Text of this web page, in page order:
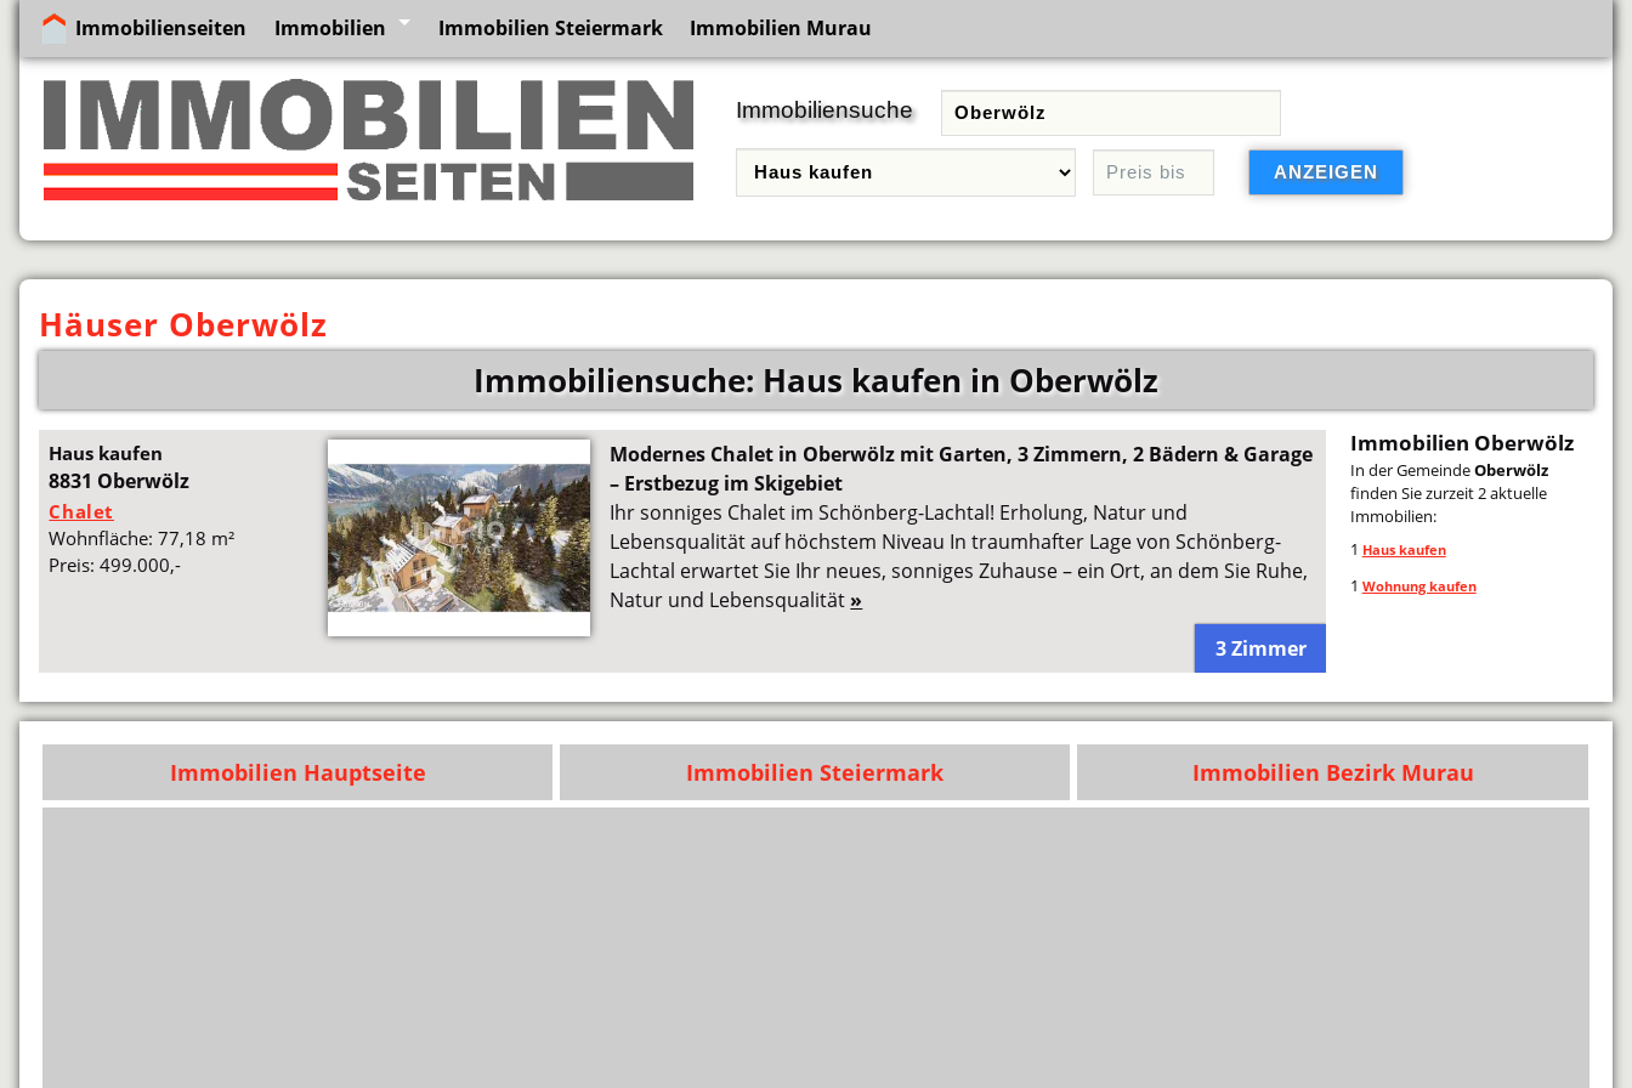
Immobilienseiten Immobilien Immobilien Steiermark Immobilien Murau
Immobiliensuche
Häuser Oberwölz
Immobiliensuche: Haus kaufen in Oberwölz
Haus kaufen
8831 Oberwölz
Chalet
Wohnfläche: 77,18 m²
Preis: 499.000,-
Modernes Chalet in Oberwölz mit Garten, 3 Zimmern, 2 Bädern & Garage
– Erstbezug im Skigebiet
Ihr sonniges Chalet im Schönberg-Lachtal! Erholung, Natur und
Lebensqualität auf höchstem Niveau In traumhafter Lage von Schönberg-
Lachtal erwartet Sie Ihr neues, sonniges Zuhause – ein Ort, an dem Sie Ruhe,
Natur und Lebensqualität »
3 Zimmer
Immobilien Oberwölz
In der GemeindeOberwölz
finden Sie zurzeit 2 aktuelle
Immobilien:
1 Haus kaufen
1 Wohnung kaufen
Immobilien Hauptseite Immobilien Steiermark Immobilien Bezirk Murau